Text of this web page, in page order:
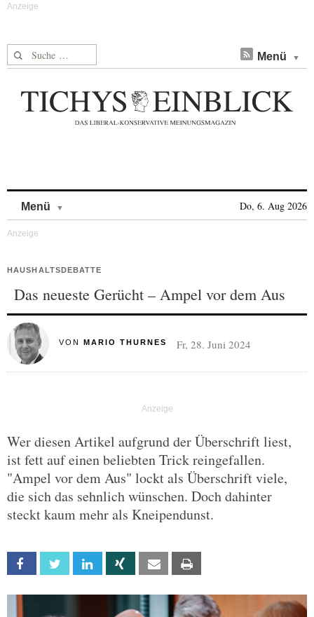
Suche nach: Menü
Menü Do, 6. Aug 2026
HAUSHALTSDEBATTE
Das neueste Gerücht – Ampel vor dem Aus
VON MARIO THURNES Fr, 28. Juni 2024
Wer diesen Artikel aufgrund der Überschrift liest,
ist fett auf einen beliebten Trick reingefallen.
"Ampel vor dem Aus" lockt als Überschrift viele,
die sich das sehnlich wünschen. Doch dahinter
steckt kaum mehr als Kneipendunst.
Facebook Twitter Linkedin Xing Email